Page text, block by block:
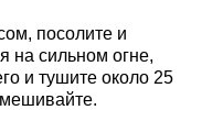
посолите и
на сильном огне,
и тушите около 25